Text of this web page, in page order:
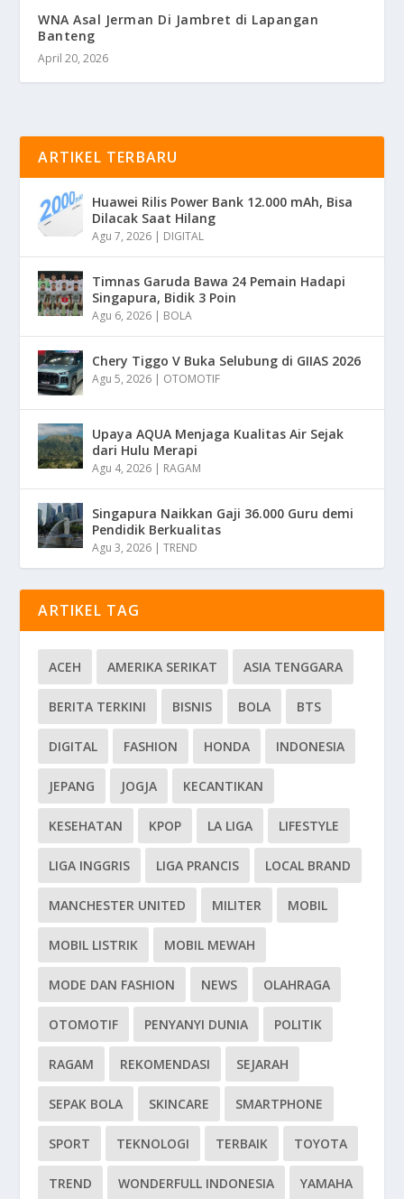
WNA Asal Jerman Di Jambret di Lapangan
Banteng
April 20, 2026
ARTIKEL TERBARU
Huawei Rilis Power Bank 12.000 mAh, Bisa
Dilacak Saat Hilang
Agu 7, 2026 | DIGITAL
Timnas Garuda Bawa 24 Pemain Hadapi
Singapura, Bidik 3 Poin
Agu 6, 2026 | BOLA
Chery Tiggo V Buka Selubung di GIIAS 2026
Agu 5, 2026 | OTOMOTIF
Upaya AQUA Menjaga Kualitas Air Sejak
dari Hulu Merapi
Agu 4, 2026 | RAGAM
Singapura Naikkan Gaji 36.000 Guru demi
Pendidik Berkualitas
Agu 3, 2026 |TREND
ARTIKEL TAG
ACEH AMERIKA SERIKAT ASIA TENGGARA
BERITA TERKINI BISNIS BOLA BTS
DIGITAL FASHION HONDA INDONESIA
JEPANG JOGJA KECANTIKAN
KESEHATAN KPOP LA LIGA LIFESTYLE
LIGA INGGRIS LIGA PRANCIS LOCAL BRAND
MANCHESTER UNITED MILITER MOBIL
MOBIL LISTRIK MOBIL MEWAH
MODE DAN FASHION NEWS OLAHRAGA
OTOMOTIF PENYANYI DUNIA POLITIK
RAGAM REKOMENDASI SEJARAH
SEPAK BOLA SKINCARE SMARTPHONE
SPORT TEKNOLOGI TERBAIK TOYOTA
TREND WONDERFULL INDONESIA YAMAHA